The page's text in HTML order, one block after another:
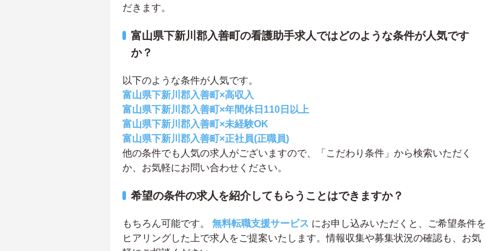
だきます。
富山県下新川郡入善町の看護助手求人ではどのような条件が人気です
か？
以下のような条件が人気です。
富山県下新川郡入善町×高収入
富山県下新川郡入善町×年間休日110日以上
富山県下新川郡入善町×未経験OK
富山県下新川郡入善町×正社員(正職員)
他の条件でも人気の求人がございますので、「こだわり条件」から検索いただく
か、お気軽にお問い合わせください。
希望の条件の求人を紹介してもらうことはできますか？
もちろん可能です。 無料転職支援サービス にお申し込みいただくと、ご希望条件を
ヒアリングした上で求人をご提案いたします。情報収集や募集状況の確認も、お気